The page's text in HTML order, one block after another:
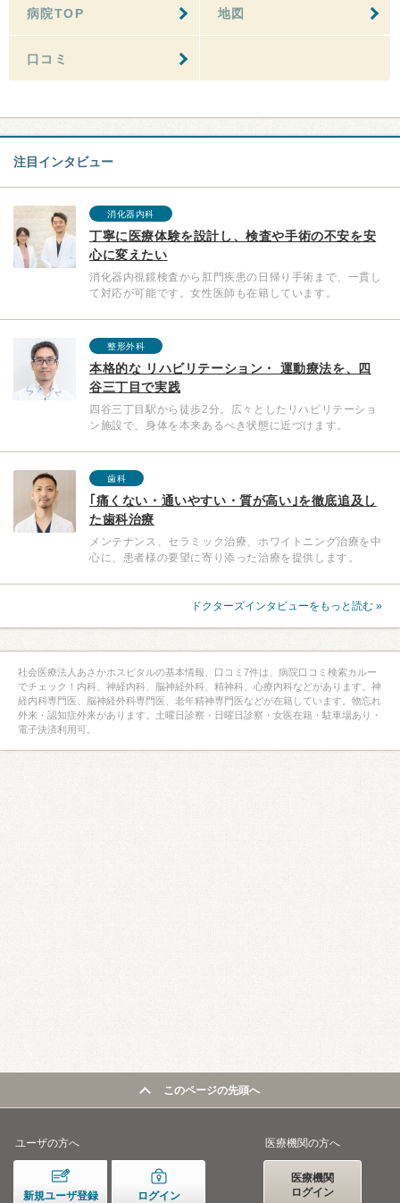
病院TOP 地図
口コミ
注目インタビュー
消化器内科
丁寧に医療体験を設計し、検査や手術の不安を安
心に変えたい
消化器内視鏡検査から肛門疾患の日帰り手術まで、一貫し
て対応が可能です。女性医師も在籍しています。
整形外科
本格的な リハビリテーション・ 運動療法を、四
谷三丁目で実践
四谷三丁目駅から徒歩2分。広々としたリハビリテーショ
ン施設で、身体を本来あるべき状態に近づけます。
歯科
｢痛くない・通いやすい・質が高い｣を徹底追及し
た歯科治療
メンテナンス、セラミック治療、ホワイトニング治療を中
心に、患者様の要望に寄り添った治療を提供します。
ドクターズインタビューをもっと読む »
社会医療法人あさかホスピタルの基本情報、口コミ7件は、病院口コミ検索カルー
でチェック！内科、神経内科、脳神経外科、精神科、心療内科などがあります。神
経内科専門医、脳神経外科専門医、老年精神専門医などが在籍しています。物忘れ
外来・認知症外来があります。土曜日診察・日曜日診察・女医在籍・駐車場あり・
電子決済利用可。
このページの先頭へ
ユーザの方へ
新規ユーザ登録 ログイン
医療機関の方へ
医療機関
ログイン